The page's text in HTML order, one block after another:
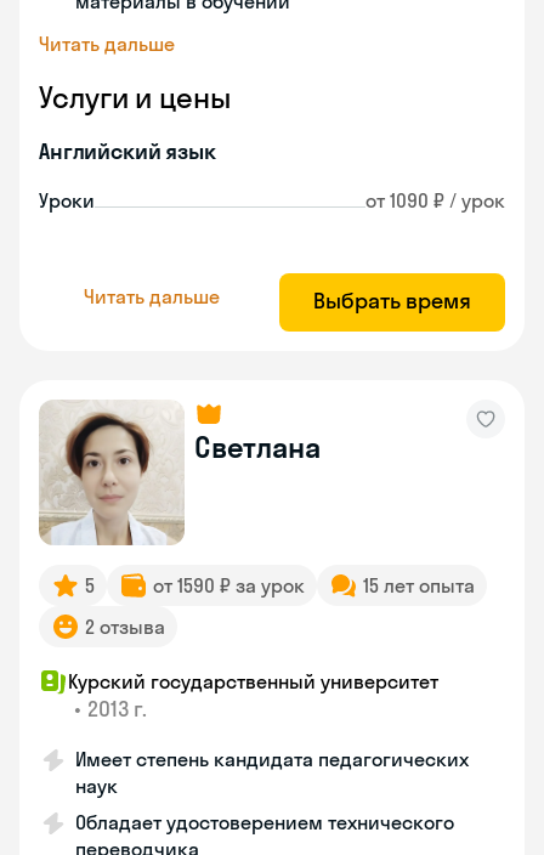
Читать дальше
Услуги и цены
Английский язык
Уроки от 1090 ₽ / урок
Читать дальше Выбрать время
Светлана
5 от 1590 ₽ за урок
15 лет опыта
2 отзыва
Курский государственный университет
• 2013 г.
Имеет степень кандидата педагогических
наук
Обладает удостоверением технического
переводчика